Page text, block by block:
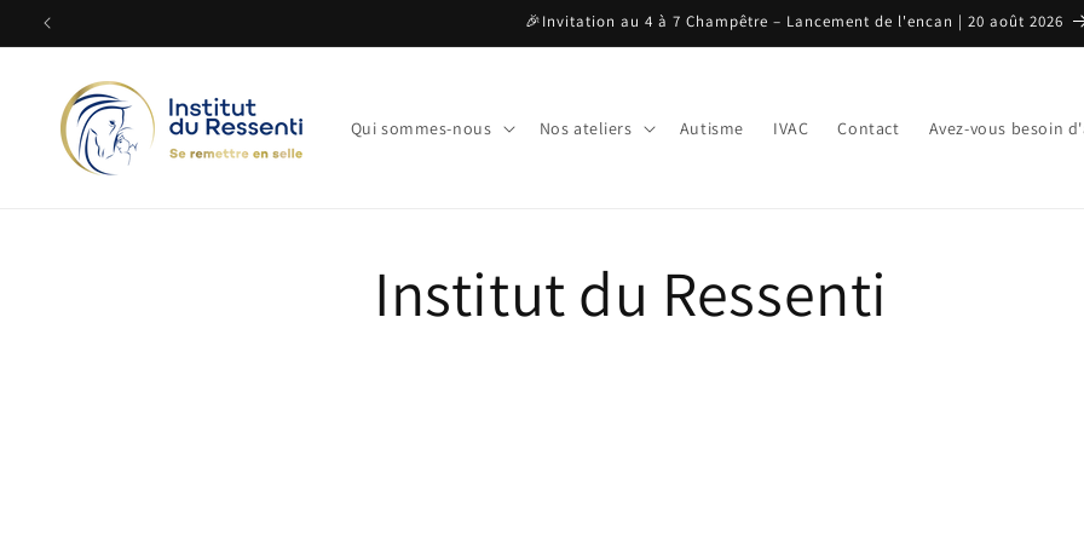
passer
au
🎉Invitation au 4 à 7 Champêtre – Lancement de l'encan | 20 août 2026
Qui sommes-nous Nos ateliers Autisme IVAC Contact Avez-vous besoin
Institut du Ressenti